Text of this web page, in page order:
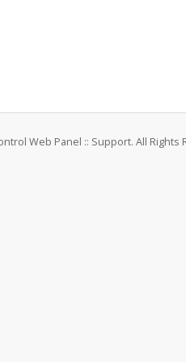
Web Panel :: Support. All Rights